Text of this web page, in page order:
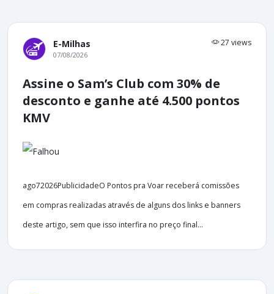
E-Milhas 27 views
07/08/2026
Assine o Sam’s Club com 30% de
desconto e ganhe até 4.500 pontos
KMV
ago72026PublicidadeO Pontos pra Voar receberá comissões
em compras realizadas através de alguns dos links e banners
deste artigo, sem que isso interfira no preço final...